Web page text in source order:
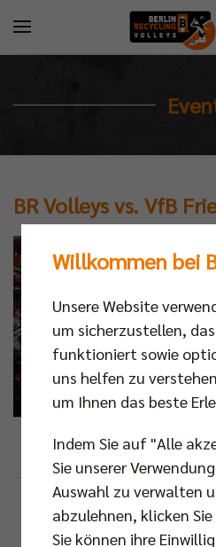
BR Volleys vs. VfB
Ort
Google Outlook (.ics)
Beschreibung
Willkommen bei
Unsere Website
um sicherzustellen,
funktioniert sowie
uns helfen zu
um Ihnen das beste
Indem Sie auf "Alle
Sie unserer
Auswahl zu verwalten
abzulehnen, klicken
Sie können ihre